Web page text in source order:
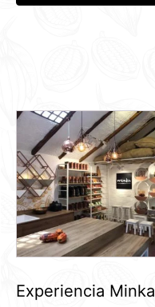
Experiencia Minka
Este
producto
tiene
múltiples
variantes.
Las
opciones
pueden